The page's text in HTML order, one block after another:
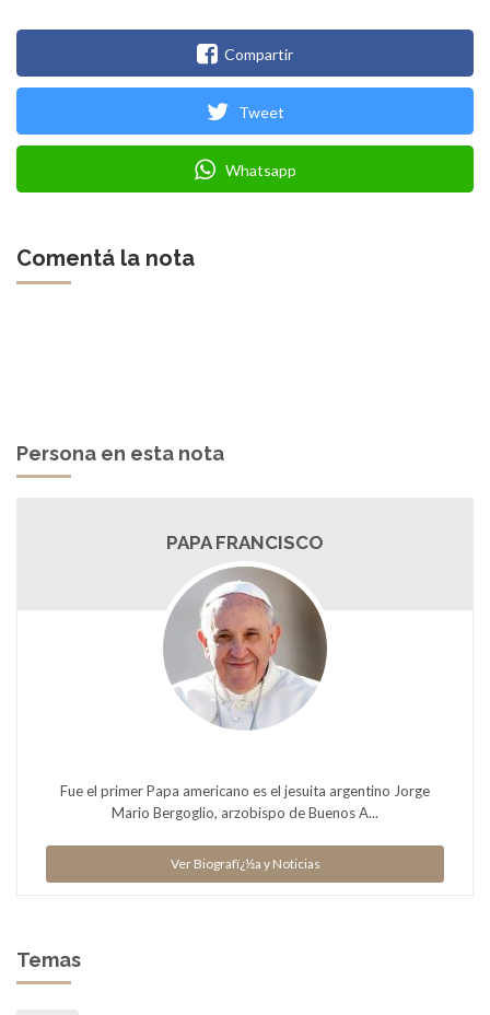
Compartir
Tweet
Whatsapp
Comentá la nota
Persona en esta nota
PAPA FRANCISCO
Fue el primer Papa americano es el jesuita argentino Jorge
Mario Bergoglio, arzobispo de Buenos A...
Ver Biografï¿½a y Noticias
Temas